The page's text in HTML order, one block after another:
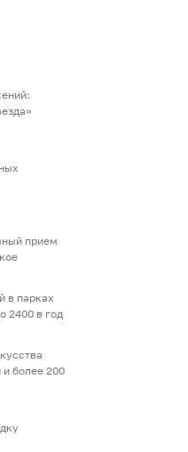
прием
в парках
2400 в год
и более 200